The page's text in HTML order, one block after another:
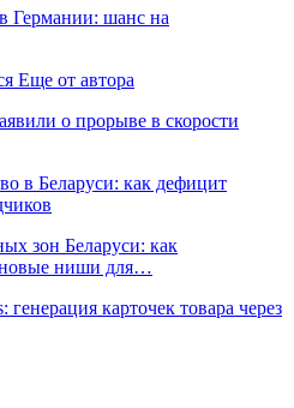
Германии: шанс на
Еще от автора
о прорыве в скорости
в Беларуси: как дефицит
зон Беларуси: как
новые ниши для…
карточек товара через